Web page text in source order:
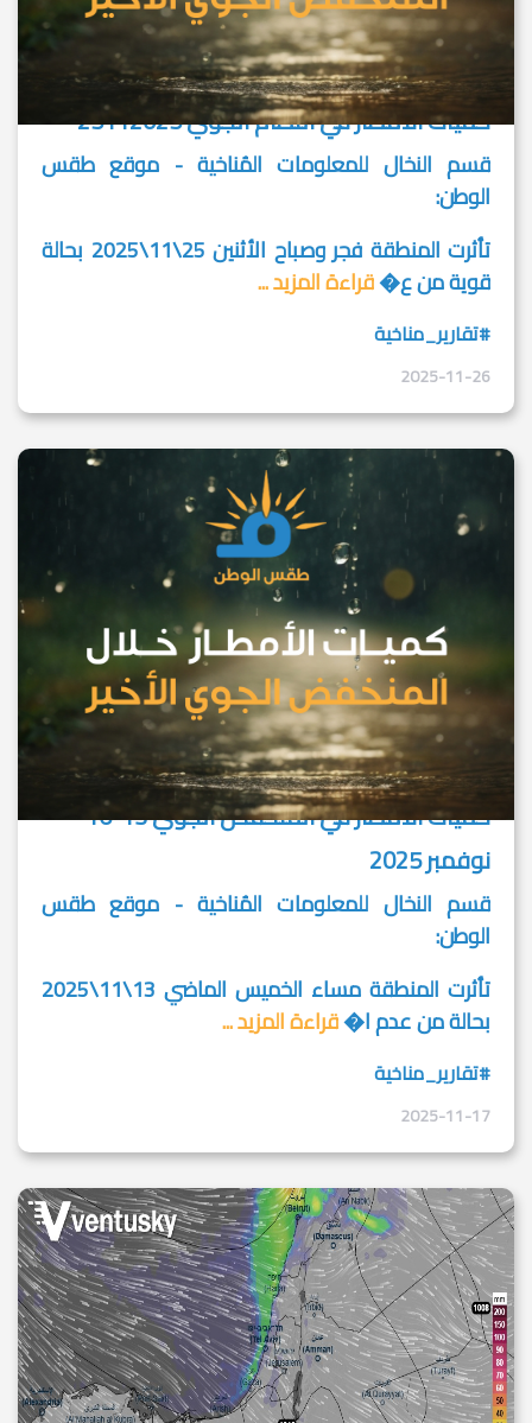
كميات الأمطار في النظام الجوي 25112025
قسم النخال للمعلومات المُناخية - موقع طقس
الوطن:
تأثرت المنطقة فجر وصباح الأثنين 25\11\2025 بحالة
قوية من ع�قراءة المزيد ...
#تقارير_مناخية
2025-11-26
كميات الأمطار في المنخفض الجوي 13-16
نوفمبر 2025
قسم النخال للمعلومات المُناخية - موقع طقس
الوطن:
تأثرت المنطقة مساء الخميس الماضي 13\11\2025
بحالة من عدم ا�قراءة المزيد ...
#تقارير_مناخية
2025-11-17